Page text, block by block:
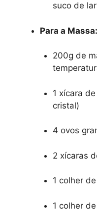
suco de
Para a Massa:
200g de
1 xícara
cristal)
4 ovos
2 xícaras
1 colher
1 colher